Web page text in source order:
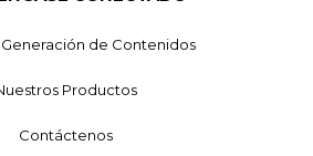
de Contenidos
Productos
Contáctenos